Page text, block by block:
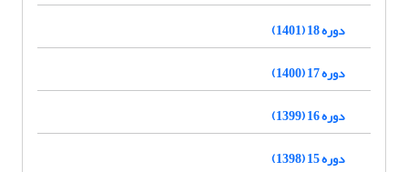
دوره 18 (1401)
دوره 17 (1400)
دوره 16 (1399)
دوره 15 (1398)